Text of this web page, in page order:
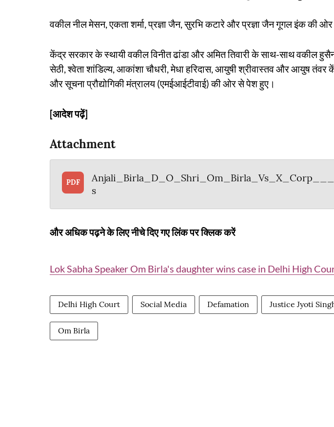
वकील नील मेसन, एकता शर्मा, प्रज्ञा जैन, सुरभि कटारे और प्रज्ञा जैन गूगल इंक की
केंद्र सरकार के स्थायी वकील विनीत ढांडा और अमित तिवारी के साथ-साथ वकील
सेठी, श्वेता शांडिल्य, आकांशा चौधरी, मेधा हरिदास, आयुषी श्रीवास्तव और आयुष तंवर
और सूचना प्रौद्योगिकी मंत्रालय (एमईआईटीवाई) की ओर से पेश हुए।
[आदेश पढ़ें]
Attachment
PDF
s
और अधिक पढ़ने के लिए नीचे दिए गए लिंक पर क्लिक करें
Lok Sabha Speaker Om Birla's daughter wins case in Delhi High
Delhi High Court Social Media Defamation Justice Jyoti
Om Birla